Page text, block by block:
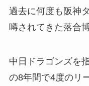
過去に何度も阪神
噂されてきた落合
中日ドラゴンズを
の8年間で4度のリ